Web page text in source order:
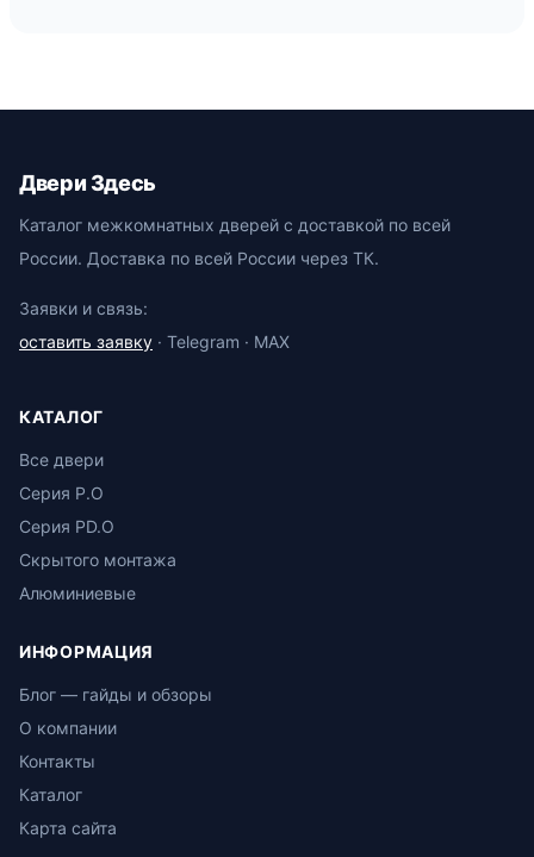
Двери Здесь
Каталог межкомнатных дверей с доставкой по всей
России. Доставка по всей России через ТК.
Заявки и связь:
оставить заявку · Telegram · MAX
КАТАЛОГ
Все двери
Серия P.O
Серия PD.O
Скрытого монтажа
Алюминиевые
ИНФОРМАЦИЯ
Блог — гайды и обзоры
О компании
Контакты
Каталог
Карта сайта